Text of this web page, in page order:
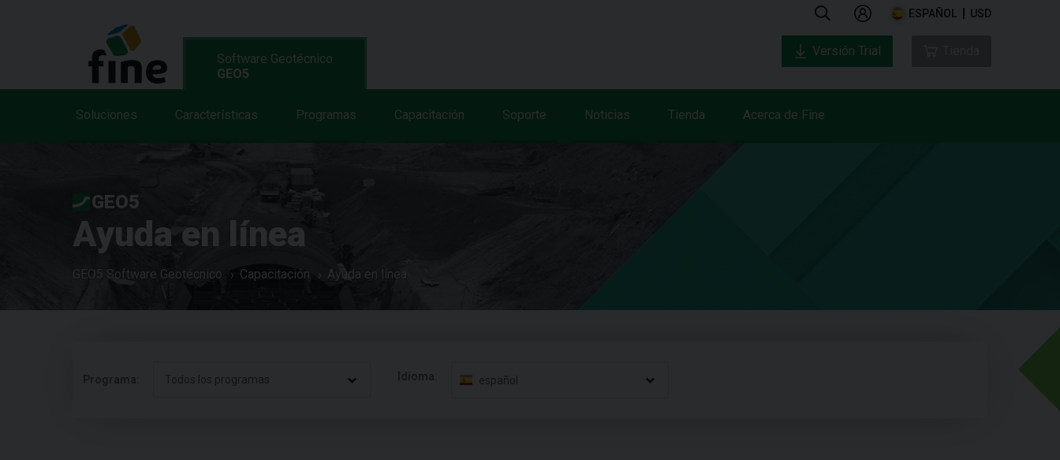
ESPAÑOL USD
Software Geotécnico
GEO5
Soluciones Características Programas Capacitación Soporte Noticias Tienda Acerca de Fine
Versión Trial
GEO5
Ayuda en línea
GEO5 Software Geotécnico Capacitación Ayuda en línea
Programa: Todos los programas Idioma: español